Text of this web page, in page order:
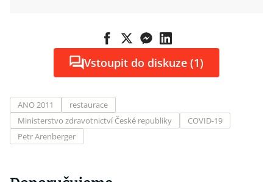
Vstoupit do diskuze (1)
ANO 2011
restaurace
Ministerstvo zdravotnictví České republiky
COVID-19
Petr Arenberger